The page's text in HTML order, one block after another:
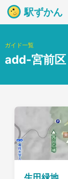
駅ずかん
ガイド一覧
add-宮前区